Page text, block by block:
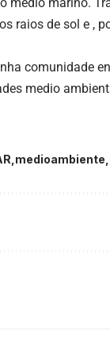
raios de sol e ,
comunidade
medio
medioambiente